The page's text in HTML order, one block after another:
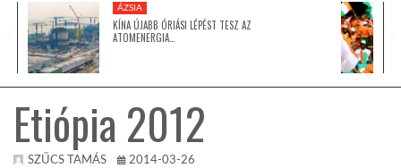
GLOBOTV BP
HÍR3D
ÁZSIA
KÍNA ÚJABB ÓRIÁSI LÉPÉST TESZ AZ
ATOMENERGIA…
Etiópia 2012
SZŰCS TAMÁS 2014-03-26